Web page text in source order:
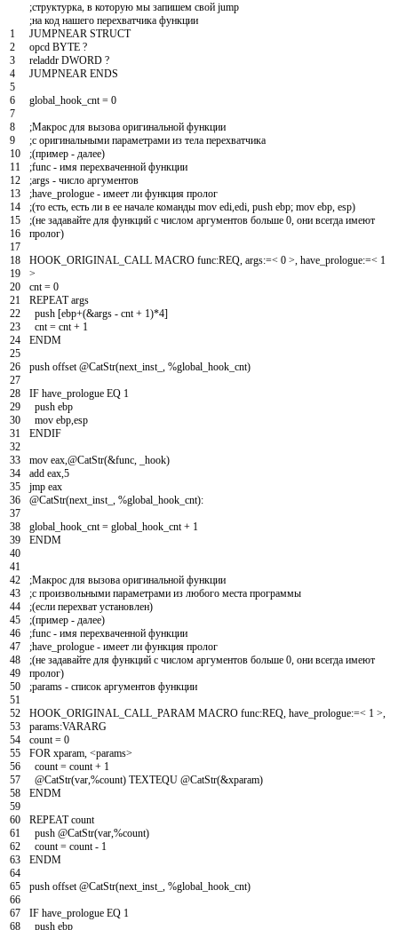
1
2
3
4
5
6
7
8
9
10
11
12
13
14
15
16
17
18
19
20
21
22
23
24
25
26
27
28
29
30
31
32
33
34
35
36
37
38
39
40
41
42
43
44
45
46
47
48
49
50
51
52
53
54
55
56
57
58
59
60
61
62
63
64
65
66
67
68
;структурка, в которую мы запишем свой jump
;на код нашего перехватчика функции
JUMPNEAR STRUCT
opcd BYTE ?
reladdr DWORD ?
JUMPNEAR ENDS
global_hook_cnt = 0
;Макрос для вызова оригинальной функции
;с оригинальными параметрами из тела перехватчика
;(пример - далее)
;func - имя перехваченной функции
;args - число аргументов
;have_prologue - имеет ли функция пролог
;(то есть, есть ли в ее начале команды mov edi,edi, push ebp; mov ebp, esp)
;(не задавайте для функций с числом аргументов больше 0, они всегда имеют
пролог)
HOOK_ORIGINAL_CALL MACRO func:REQ, args:=< 0 >, have prologue:=< 1
>
cnt = 0
REPEAT args
push [ebp+(&args - cnt + 1)*4]
cnt = cnt + 1
ENDM
push offset @CatStr(next_ inst_ , %global hook cnt)
IF have prologue EQ 1
push ebp
mov ebp,esp
ENDIF
mov eax,@CatStr(&func, hook)
add eax,5
jmp eax
@CatStr(next_ inst_ , %global hook cnt):
global_hook_cnt = global hook cnt + 1
ENDM
;Макрос для вызова оригинальной функции
;с произвольными параметрами из любого места программы
;(если перехват установлен)
;(пример - далее)
;func - имя перехваченной функции
;have_prologue - имеет ли функция пролог
;(не задавайте для функций с числом аргументов больше 0, они всегда имеют
пролог)
;params - список аргументов функции
HOOK_ORIGINAL_CALL_PARAM MACRO func:REQ, have prologue:=< 1 >,
params:VARARG
count = 0
FOR xparam, <params>
count = count + 1
@CatStr(var,%count) TEXTEQU @CatStr(&xparam)
ENDM
REPEAT count
push @CatStr(var,%count)
count = count - 1
ENDM
push offset @CatStr(next_ inst_ , %global hook cnt)
IF have prologue EQ 1
push ebp